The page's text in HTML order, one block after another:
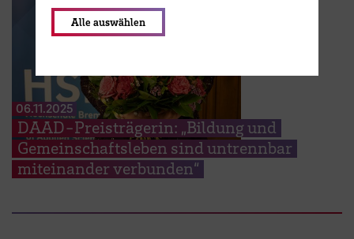
06.11.2025
DAAD-Preisträgerin: „Bildung und
Gemeinschaftsleben sind untrennbar
miteinander verbunden“
Alle auswählen